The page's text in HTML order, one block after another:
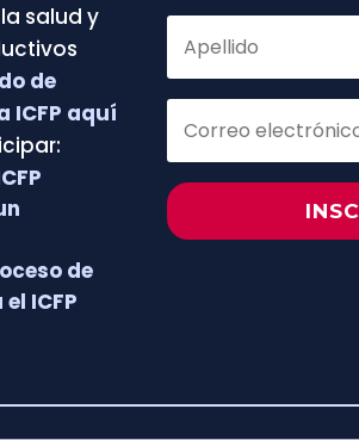
salud y
de
ICFP aquí
de
ICFP